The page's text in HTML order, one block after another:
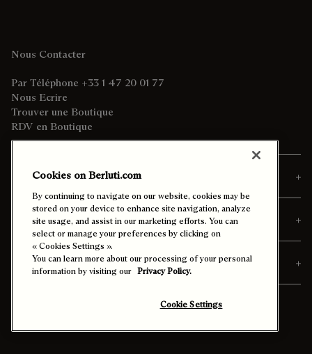
Nous Contacter
Par Téléphone +33 1 47 20 01 77
Nous Ecrire
Trouver une Boutique
RDV en Boutique
Commandes
Personnalisation & Services
Découvrir Berluti
Cookies on Berluti.com
By continuing to navigate on our website, cookies may be
stored on your device to enhance site navigation, analyze
site usage, and assist in our marketing efforts. You can
select or manage your preferences by clicking on
« Cookies Settings ».
You can learn more about our processing of your personal
information by visiting our Privacy Policy.
Cookie Settings